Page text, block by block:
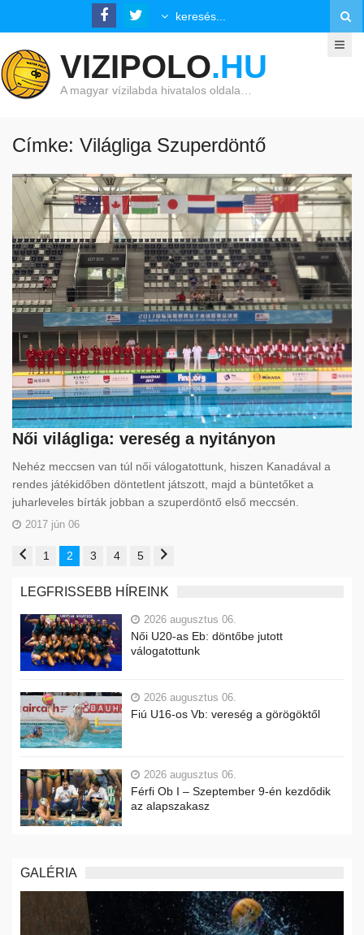
VIZIPOLO.HU
A magyar vízilabda hivatalos oldala…
Címke: Világliga Szuperdöntő
Női világliga: vereség a nyitányon
Nehéz meccsen van túl női válogatottunk, hiszen Kanadával a
rendes játékidőben döntetlent játszott, majd a büntetőket a
juharleveles bírták jobban a szuperdöntő első meccsén.
2017 jún 06
1 2 3 4 5
LEGFRISSEBB HÍREINK
2026 augusztus 06.
Női U20-as Eb: döntőbe jutott
válogatottunk
2026 augusztus 06.
Fiú U16-os Vb: vereség a görögöktől
2026 augusztus 06.
Férfi Ob I – Szeptember 9-én kezdődik
az alapszakasz
GALÉRIA